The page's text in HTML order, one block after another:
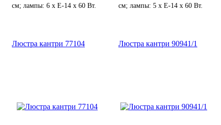
см; лампы: 6 х Е-14 х 60 Вт.
см; лампы: 5 х Е-14 х 60 Вт.
Люстра кантри 77104 Люстра кантри 90941/1